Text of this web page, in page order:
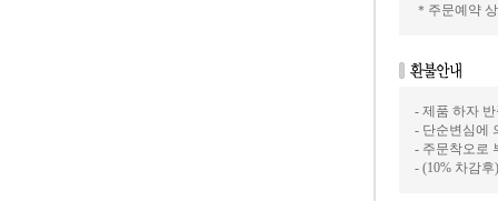
＊주문예약
- 제품 하자
- 단순변심에
- 주문착오로
- (10% 차감